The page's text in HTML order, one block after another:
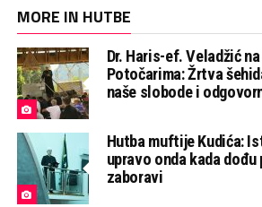
MORE IN HUTBE
Dr. Haris-ef. Veladžić
Potočarima: Žrtva
naše slobode i
Hutba muftije Kudića:
upravo onda kada
zaboravi